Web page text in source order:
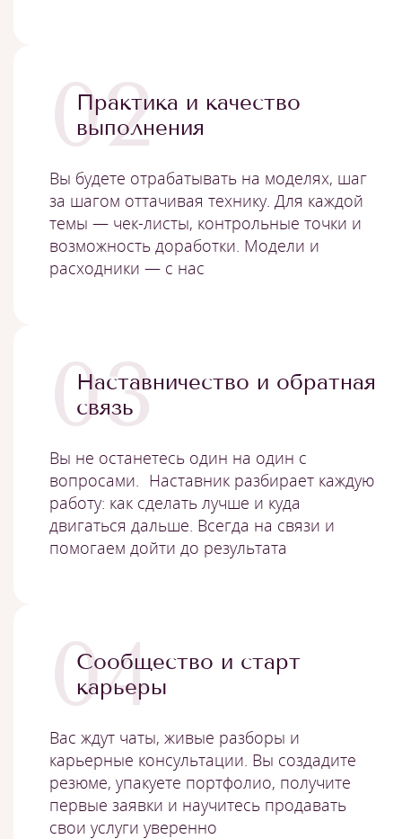
02
Практика и качество
выполнения
Вы будете отрабатывать на моделях, шаг
за шагом оттачивая технику. Для каждой
темы — чек-листы, контрольные точки и
возможность доработки. Модели и
расходники — с нас
03
Наставничество и обратная
связь
Вы не останетесь один на один с
вопросами. Наставник разбирает каждую
работу: как сделать лучше и куда
двигаться дальше. Всегда на связи и
помогаем дойти до результата
04
Сообщество и старт
карьеры
Вас ждут чаты, живые разборы и
карьерные консультации. Вы создадите
резюме, упакуете портфолио, получите
первые заявки и научитесь продавать
свои услуги уверенно